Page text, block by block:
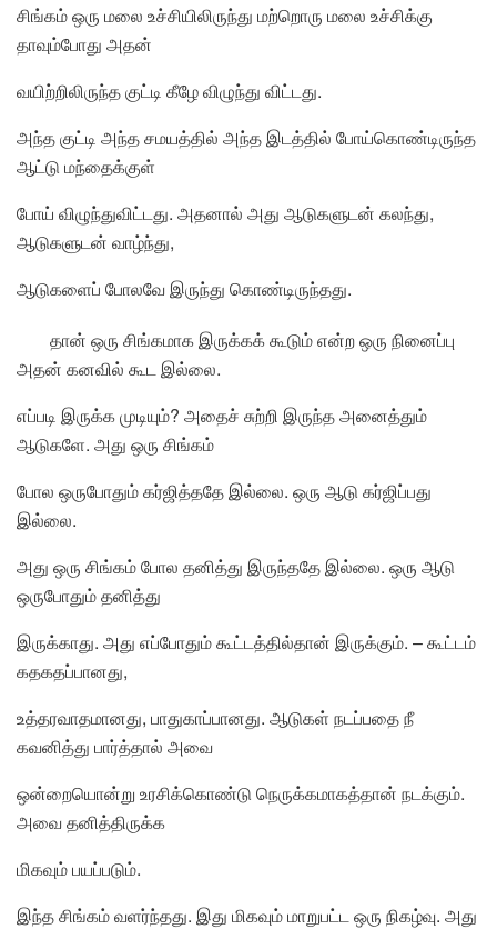
சிங்கம் ஒரு மலை உச்சியிலிருந்து மற்றொரு மலை உச்சிக்கு
தாவும்போது அதன்
வயிற்றிலிருந்த குட்டி கீழே விழுந்து விட்டது.
அந்த குட்டி அந்த சமயத்தில் அந்த இடத்தில் போய்கொண்டிருந்த
ஆட்டு மந்தைக்குள்
போய் விழுந்துவிட்டது. அதனால் அது ஆடுகளுடன் கலந்து,
ஆடுகளுடன் வாழ்ந்து,
ஆடுகளைப் போலவே இருந்து கொண்டிருந்தது.
தான் ஒரு சிங்கமாக இருக்கக் கூடும் என்ற ஒரு நினைப்பு
அதன் கனவில் கூட இல்லை.
எப்படி இருக்க முடியும்? அதைச் சுற்றி இருந்த அனைத்தும்
ஆடுகளே. அது ஒரு சிங்கம்
போல ஒருபோதும் கர்ஜித்ததே இல்லை. ஒரு ஆடு கர்ஜிப்பது
இல்லை.
அது ஒரு சிங்கம் போல தனித்து இருந்ததே இல்லை. ஒரு ஆடு
ஒருபோதும் தனித்து
இருக்காது. அது எப்போதும் கூட்டத்தில்தான் இருக்கும். – கூட்டம்
கதகதப்பானது,
உத்தரவாதமானது, பாதுகாப்பானது. ஆடுகள் நடப்பதை நீ
கவனித்து பார்த்தால் அவை
ஒன்றையொன்று உரசிக்கொண்டு நெருக்கமாகத்தான் நடக்கும்.
அவை தனித்திருக்க
மிகவும் பயப்படும்.
இந்த சிங்கம் வளர்ந்தது. இது மிகவும் மாறுபட்ட ஒரு நிகழ்வு. அது